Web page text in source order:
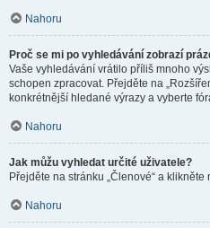
Nahoru
Proč se mi po vyhledávání zobrazí
Vaše vyhledávání vrátilo příliš mnoho
schopen zpracovat. Přejděte na
konkrétnější hledané výrazy a vyberte
Nahoru
Jak můžu vyhledat určité uživatele?
Přejděte na stránku „Členové“ a klikněte
Nahoru